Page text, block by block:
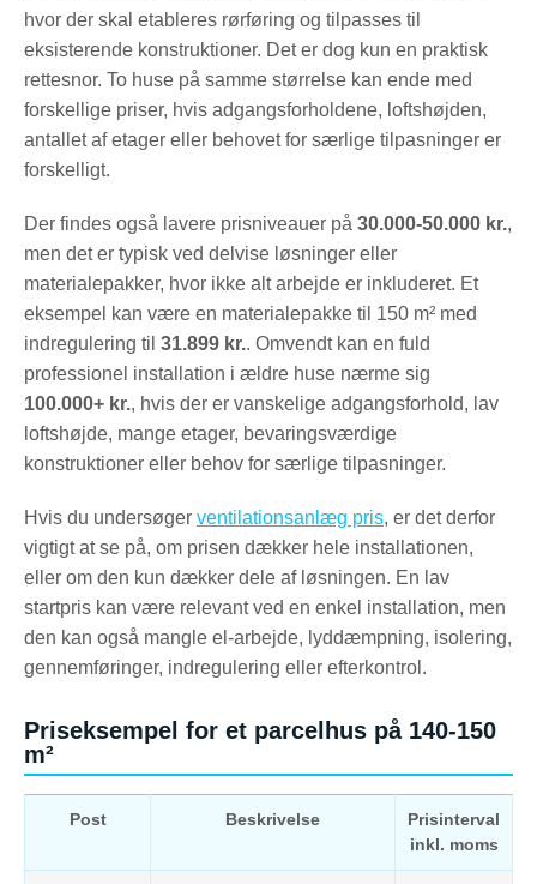
hvor der skal etableres rørføring og tilpasses til
eksisterende konstruktioner. Det er dog kun en praktisk
rettesnor. To huse på samme størrelse kan ende med
forskellige priser, hvis adgangsforholdene, loftshøjden,
antallet af etager eller behovet for særlige tilpasninger er
forskelligt.
Der findes også lavere prisniveauer på 30.000-50.000 kr.,
men det er typisk ved delvise løsninger eller
materialepakker, hvor ikke alt arbejde er inkluderet. Et
eksempel kan være en materialepakke til 150 m² med
indregulering til 31.899 kr.. Omvendt kan en fuld
professionel installation i ældre huse nærme sig
100.000+ kr., hvis der er vanskelige adgangsforhold, lav
loftshøjde, mange etager, bevaringsværdige
konstruktioner eller behov for særlige tilpasninger.
Hvis du undersøger ventilationsanlæg pris, er det derfor
vigtigt at se på, om prisen dækker hele installationen,
eller om den kun dækker dele af løsningen. En lav
startpris kan være relevant ved en enkel installation, men
den kan også mangle el-arbejde, lyddæmpning, isolering,
gennemføringer, indregulering eller efterkontrol.
Priseksempel for et parcelhus på 140-150
m²
Post Beskrivelse
Prisinterval
inkl. moms